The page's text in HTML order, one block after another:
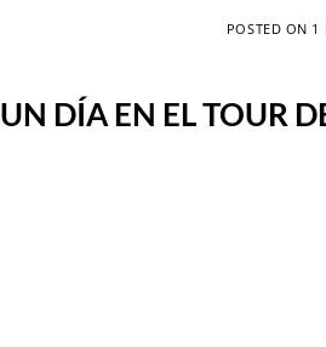
POSTED ON 1
UN DÍA EN EL TOUR